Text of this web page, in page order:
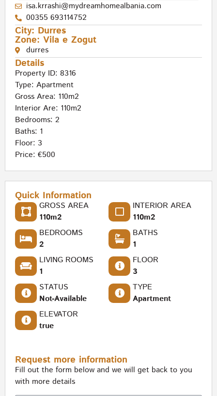
isa.krrashi@mydreamhomealbania.com
00355 693114752
City: Durres
Zone: Vila e Zogut
durres
Details
Property ID: 8316
Type: Apartment
Gross Area: 110m2
Interior Are: 110m2
Bedrooms: 2
Baths: 1
Floor: 3
Price: €500
Quick Information
GROSS AREA
110m2
INTERIOR AREA
110m2
BEDROOMS
2
BATHS
1
LIVING ROOMS
1
FLOOR
3
STATUS
Not-Available
TYPE
Apartment
ELEVATOR
true
Request more information
Fill out the form below and we will get back to you
with more details